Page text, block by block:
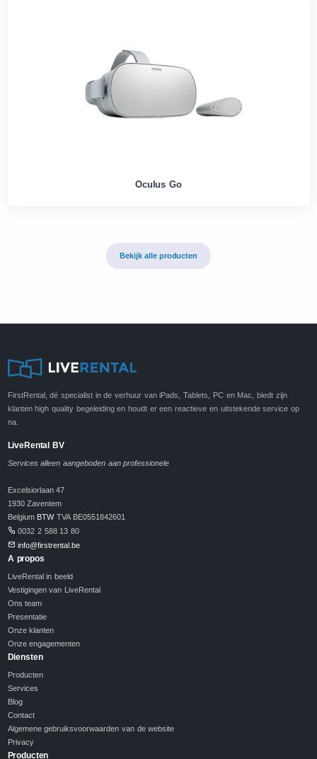
Oculus Go
Bekijk alle producten
FirstRental, dé specialist in de verhuur van iPads, Tablets, PC en Mac, biedt zijn
klanten high quality begeleiding en houdt er een reactieve en uitstekende service op
na.
LiveRental BV
Services alleen aangeboden aan professionele
Excelsiorlaan 47
1930 Zaventem
Belgium BTWTVA BE0551842601
0032 2 588 13 80
info@firstrental.be
A propos
LiveRental in beeld
Vestigingen van LiveRental
Ons team
Presentatie
Onze klanten
Onze engagementen
Diensten
Producten
Services
Blog
Contact
Algemene gebruiksvoorwaarden van de website
Privacy
Producten